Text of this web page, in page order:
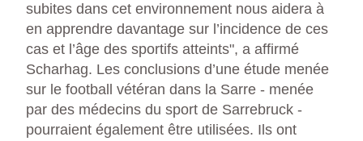
subites dans cet environnement nous aidera à
en apprendre davantage sur l’incidence de ces
cas et l’âge des sportifs atteints", a affirmé
Scharhag. Les conclusions d’une étude menée
sur le football vétéran dans la Sarre - menée
par des médecins du sport de Sarrebruck -
pourraient également être utilisées. Ils ont